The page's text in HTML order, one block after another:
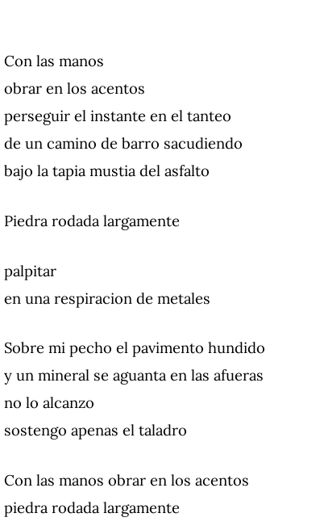
Con las manos
obrar en los acentos
perseguir el instante en el tanteo
de un camino de barro sacudiendo
bajo la tapia mustia del asfalto
Piedra rodada largamente
palpitar
en una respiracion de metales
Sobre mi pecho el pavimento hundido
y un mineral se aguanta en las afueras
no lo alcanzo
sostengo apenas el taladro
Con las manos obrar en los acentos
piedra rodada largamente